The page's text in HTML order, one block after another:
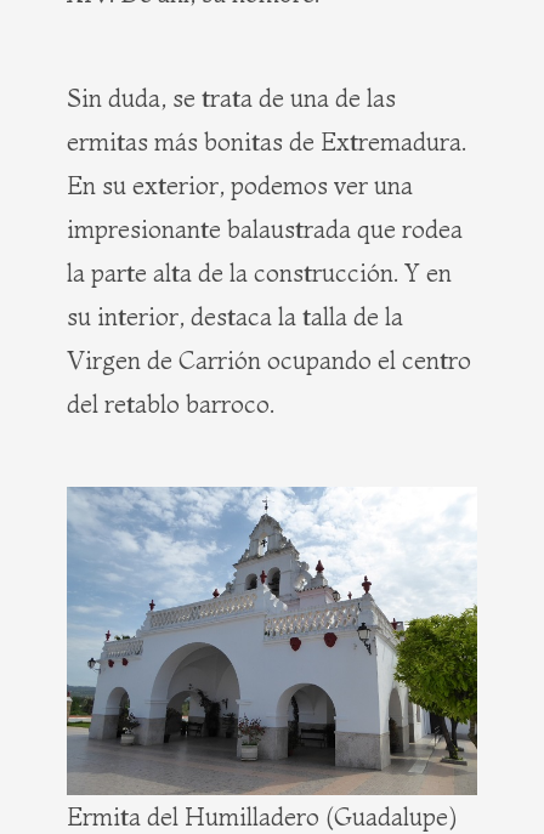
Sin duda, se trata de una de las
ermitas más bonitas de Extremadura.
En su exterior, podemos ver una
impresionante balaustrada que rodea
la parte alta de la construcción. Y en
su interior, destaca la talla de la
Virgen de Carrión ocupando el centro
del retablo barroco.
Ermita del Humilladero (Guadalupe)